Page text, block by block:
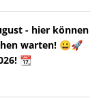
- hier können
warten! 😀🚀
📆